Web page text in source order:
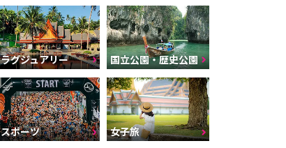
ラグジュアリー 国立公園・歴史公園
スポーツ 女子旅